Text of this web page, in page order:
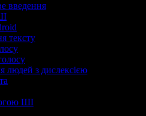
введення
тексту
людей з дислексією
ШІ